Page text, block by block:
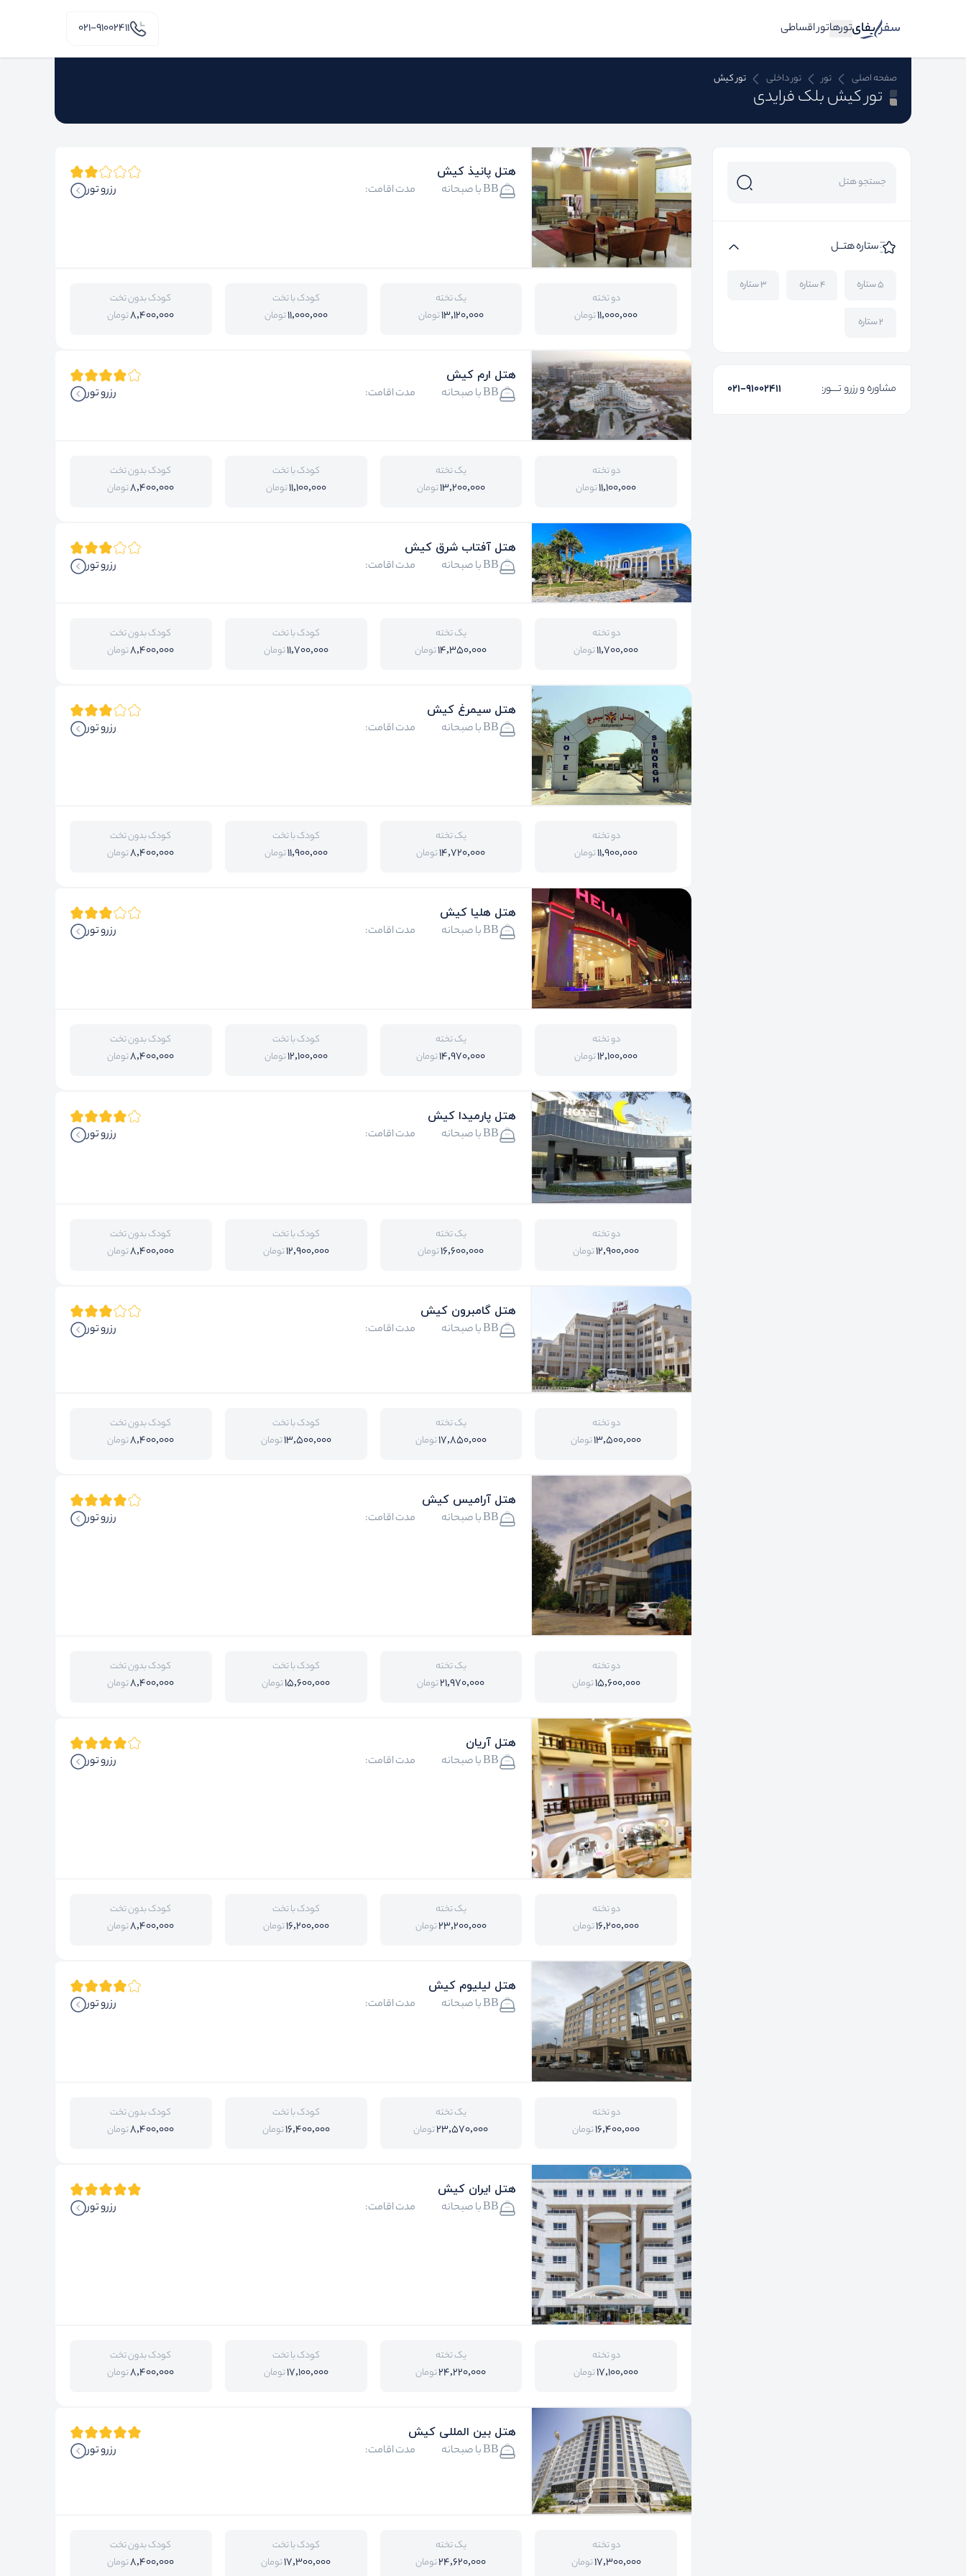
تورهاتور اقساطی ۰۲۱-91002411
صفحه اصلی تور تور داخلی تور کیش
تور کیش بلک فرایدی
ستاره هتــل
۵ ستاره ۴ ستاره ۳ ستاره
۲ ستاره
مشاوره و رزرو تـــور: ۰۲۱-91002411
هتل پانیذ کیش
BB با صبحانه مدت اقامت: رزرو تور
دو تخته
11,000,000تومان
یک تخته
13,120,000تومان
کودک با تخت
11,000,000تومان
کودک بدون تخت
8,400,000تومان
هتل ارم کیش
BB با صبحانه مدت اقامت: رزرو تور
دو تخته
11,100,000تومان
یک تخته
13,200,000تومان
کودک با تخت
11,100,000تومان
کودک بدون تخت
8,400,000تومان
هتل آفتاب شرق کیش
BB با صبحانه مدت اقامت: رزرو تور
دو تخته
11,700,000تومان
یک تخته
14,350,000تومان
کودک با تخت
11,700,000تومان
کودک بدون تخت
8,400,000تومان
هتل سیمرغ کیش
BB با صبحانه مدت اقامت: رزرو تور
دو تخته
11,900,000تومان
یک تخته
14,720,000تومان
کودک با تخت
11,900,000تومان
کودک بدون تخت
8,400,000تومان
هتل هلیا کیش
BB با صبحانه مدت اقامت: رزرو تور
دو تخته
12,100,000تومان
یک تخته
14,970,000تومان
کودک با تخت
12,100,000تومان
کودک بدون تخت
8,400,000تومان
هتل پارمیدا کیش
BB با صبحانه مدت اقامت: رزرو تور
دو تخته
12,900,000تومان
یک تخته
16,600,000تومان
کودک با تخت
12,900,000تومان
کودک بدون تخت
8,400,000تومان
هتل گامبرون کیش
BB با صبحانه مدت اقامت: رزرو تور
دو تخته
13,500,000تومان
یک تخته
17,850,000تومان
کودک با تخت
13,500,000تومان
کودک بدون تخت
8,400,000تومان
هتل آرامیس کیش
BB با صبحانه مدت اقامت: رزرو تور
دو تخته
15,600,000تومان
یک تخته
21,970,000تومان
کودک با تخت
15,600,000تومان
کودک بدون تخت
8,400,000تومان
هتل آریان
BB با صبحانه مدت اقامت: رزرو تور
دو تخته
16,200,000تومان
یک تخته
23,200,000تومان
کودک با تخت
16,200,000تومان
کودک بدون تخت
8,400,000تومان
هتل لیلیوم کیش
BB با صبحانه مدت اقامت: رزرو تور
دو تخته
16,400,000تومان
یک تخته
23,570,000تومان
کودک با تخت
16,400,000تومان
کودک بدون تخت
8,400,000تومان
هتل ایران کیش
BB با صبحانه مدت اقامت: رزرو تور
دو تخته
17,100,000تومان
یک تخته
24,220,000تومان
کودک با تخت
17,100,000تومان
کودک بدون تخت
8,400,000تومان
هتل بین المللی کیش
BB با صبحانه مدت اقامت: رزرو تور
دو تخته
17,300,000تومان
یک تخته
24,620,000تومان
کودک با تخت
17,300,000تومان
کودک بدون تخت
8,400,000تومان